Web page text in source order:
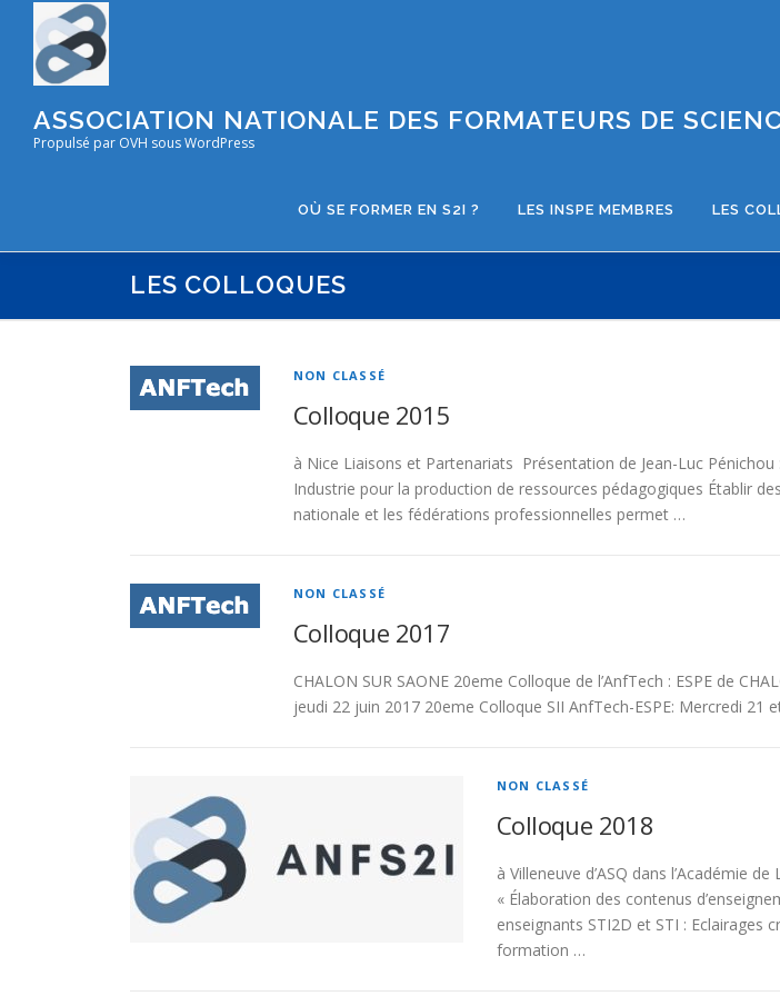
contenu
ASSOCIATION NATIONALE DES FORMATEURS DE
Propulsé par OVH sous WordPress
OÙ SE FORMER EN S2I ? LES INSPE MEMBRES LES
LES COLLOQUES
L
o
q
u
NON CLASSÉ
Colloque 2015
à Nice Liaisons et Partenariats Présentation de Jean-Luc
Industrie pour la production de ressources pédagogiques Établir
nationale et les fédérations professionnelles permet …
NON CLASSÉ
Colloque 2017
CHALON SUR SAONE 20eme Colloque de l’AnfTech : ESPE de
jeudi 22 juin 2017 20eme Colloque SII AnfTech-ESPE: Mercredi 21
NON CLASSÉ
Colloque 2018
à Villeneuve d’ASQ dans l’Académie
« Élaboration des contenus
enseignants STI2D et STI : Eclairages
formation …